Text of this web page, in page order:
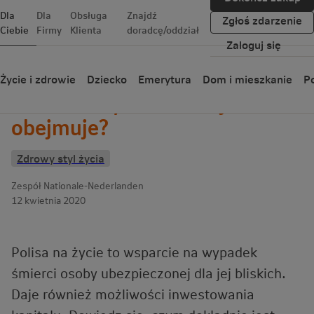
Dla
Ciebie
Dla
Firmy
Obsługa
Klienta
Znajdź
doradcę/oddział
Zgłoś zdarzenie
Zaloguj się
Życie i zdrowie Dziecko Emerytura Dom i mieszkanie
Wróć
obejmuje?
Zdrowy styl życia
Zespół Nationale-Nederlanden
12 kwietnia 2020
Polisa na życie to wsparcie na wypadek
śmierci osoby ubezpieczonej dla jej bliskich.
Daje również możliwości inwestowania